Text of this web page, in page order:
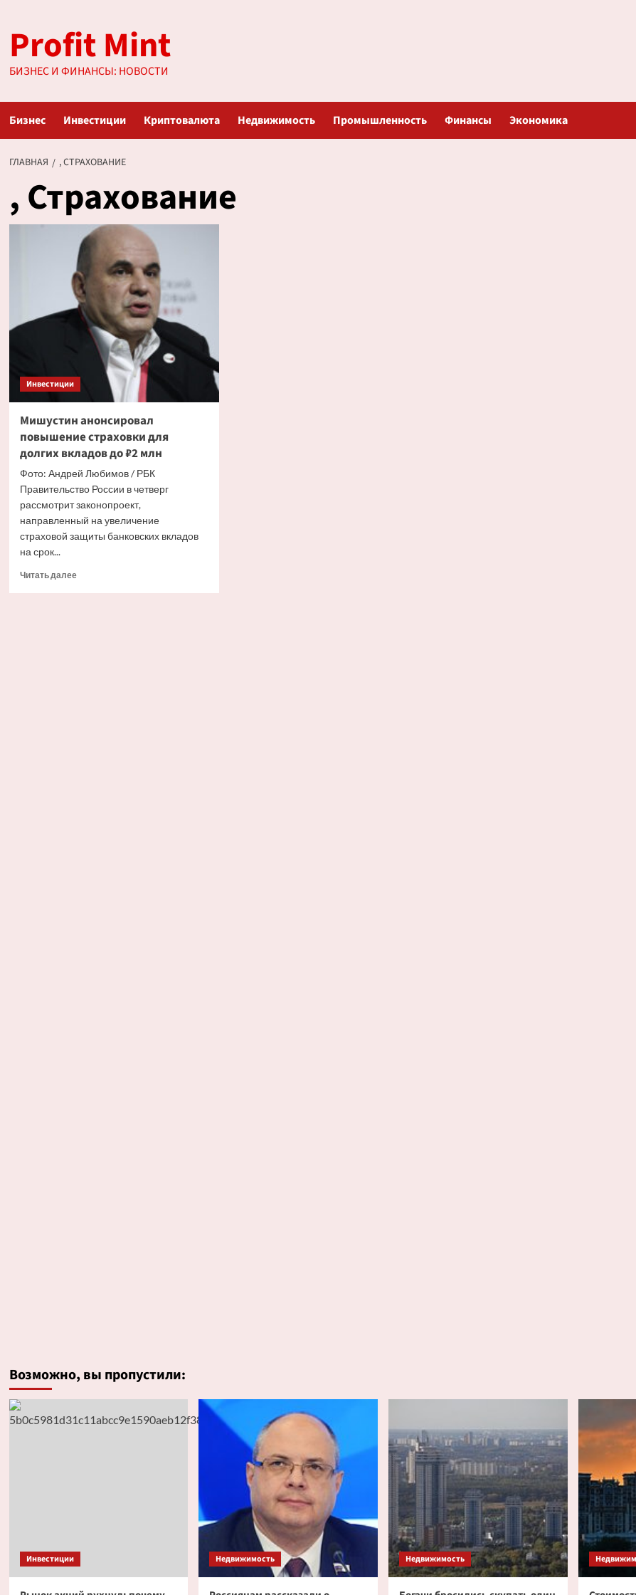
содержимому
Profit Mint
БИЗНЕС И ФИНАНСЫ: НОВОСТИ
Бизнес Инвестиции Криптовалюта Недвижимость Промышленность Финансы Экономика
ГЛАВНАЯ , СТРАХОВАНИЕ
, Страхование
Инвестиции
Мишустин анонсировал
повышение страховки для
долгих вкладов до ₽2 млн
Фото: Андрей Любимов / РБК
Правительство России в четверг
рассмотрит законопроект,
направленный на увеличение
страховой защиты банковских вкладов
на срок...
Читать далееПрочитать
Возможно, вы пропустили:
Инвестиции Недвижимость Недвижимость